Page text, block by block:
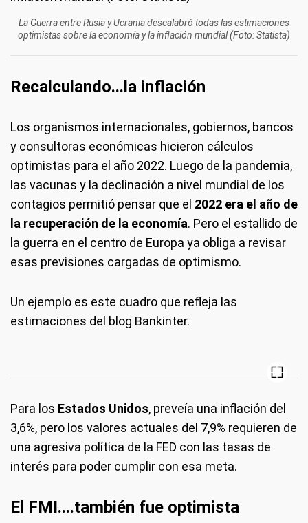
La Guerra entre Rusia y Ucrania descalabró todas las estimaciones
optimistas sobre la economía y la inflación mundial (Foto: Statista)
Recalculando...la inflación
Los organismos internacionales, gobiernos, bancos
y consultoras económicas hicieron cálculos
optimistas para el año 2022. Luego de la pandemia,
las vacunas y la declinación a nivel mundial de los
contagios permitió pensar que el 2022 era el año de
la recuperación de la economía. Pero el estallido de
la guerra en el centro de Europa ya obliga a revisar
esas previsiones cargadas de optimismo.
Un ejemplo es este cuadro que refleja las
estimaciones del blog Bankinter.
Para los Estados Unidos, preveía una inflación del
3,6%, pero los valores actuales del 7,9% requieren de
una agresiva política de la FED con las tasas de
interés para poder cumplir con esa meta.
El FMI....también fue optimista